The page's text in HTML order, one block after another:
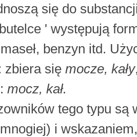
się do
' występują
benzyn itd.
zbiera się mocze, kały
mocz, kał.
tego typu są
i